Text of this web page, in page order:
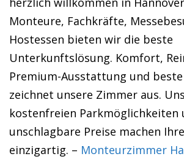
Monteure, Fachkräfte,
Hostessen bieten wir die beste
Unterkunftslösung. Komfort,
Premium-Ausstattung und beste
zeichnet unsere Zimmer aus.
kostenfreien Parkmöglichkeiten
unschlagbare Preise machen
einzigartig. – Monteurzimmer